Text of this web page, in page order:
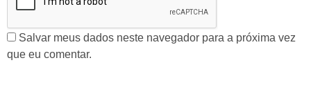
Salvar meus dados neste navegador para a próxima vez
que eu comentar.